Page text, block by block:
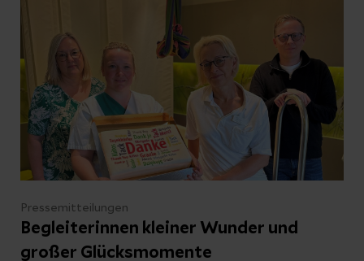
herausfordernden Situationen mit
Kompetenz, Empathie und großem
persönlichem Einsatz. Zum Internationalen
Tag der Pflege hat die Helios Klinik Köthen
deshalb ihrer größten Berufsgruppe
ausdrücklich „Danke“ gesagt.
Pressemitteilungen
Begleiterinnen kleiner Wunder und
großer Glücksmomente